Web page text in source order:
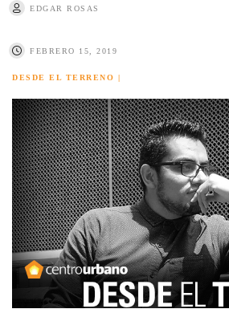
EDGAR ROSAS
FEBRERO 15, 2019
DESDE EL TERRENO |